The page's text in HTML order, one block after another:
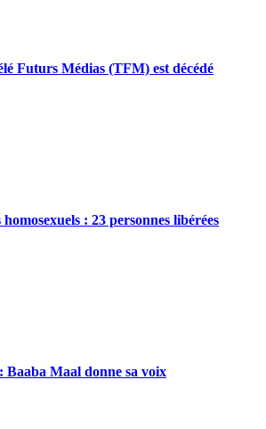
Futurs Médias (TFM) est décédé
: 23 personnes libérées
Maal donne sa voix